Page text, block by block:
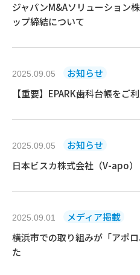
ジャパンM&Aソリューション
ップ締結について
2025.09.05
お知らせ
【重要】EPARK歯科台帳をご
2025.09.05
お知らせ
日本ビスカ株式会社（V-apo
2025.09.01
メディア掲載
横浜市での取り組みが「アポ
た